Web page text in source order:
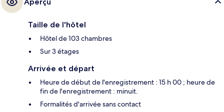
Taille de l'hôtel
Hôtel de 103 chambres
Sur 3 étages
Arrivée et départ
Heure de début de l'enregistrement : 15 h 00 ; heure de
fin de l'enregistrement : minuit.
Formalités d'arrivée sans contact